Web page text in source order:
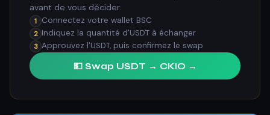
avant de vous décider.
1 Connectez votre wallet BSC
2 Indiquez la quantité d'USDT à échanger
3 Approuvez l'USDT, puis confirmez le swap
💵 Swap USDT → CKIO →